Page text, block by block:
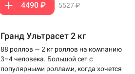
4490 ₽ 5527 ₽
Гранд Ультрасет 2 кг
88 роллов — 2 кг роллов на компанию
3–4 человека. Большой сет с
популярными роллами, когда хочется